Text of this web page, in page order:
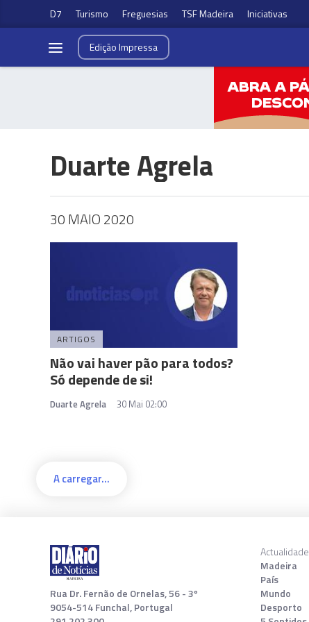
D7 Turismo Freguesias TSF Madeira Iniciativas
EdiçãoImpressa
Duarte Agrela
30 MAIO 2020
ARTIGOS
Não vai haver pão para todos?
Só depende de si!
Duarte Agrela 30 Mai 02:00
A carregar...
Rua Dr. Fernão de Ornelas, 56 - 3º
9054-514 Funchal, Portugal
Actualidade
Madeira
País
Mundo
Desporto